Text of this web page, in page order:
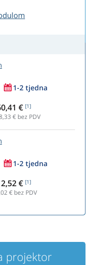
1-2 tjedna
€ [1]
€ bez PDV
1-2 tjedna
€ [1]
€ bez PDV
projektor